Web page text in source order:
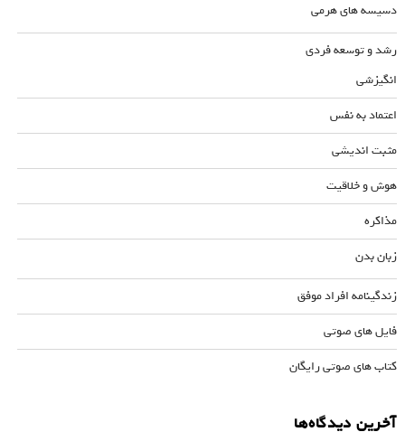
دسیسه های هرمی
رشد و توسعه فردی
انگیزشی
اعتماد به نفس
مثبت اندیشی
هوش و خلاقیت
مذاکره
زبان بدن
زندگینامه افراد موفق
فایل های صوتی
کتاب های صوتی رایگان
آخرین دیدگاه‌ها